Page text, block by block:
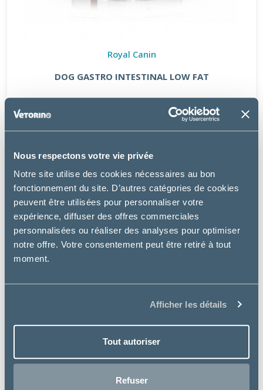
Nous respectons votre vie privée
Notre site utilise des cookies nécessaires au bon
fonctionnement du site. D’autres catégories de cookies
peuvent être utilisées pour personnaliser votre
expérience, diffuser des offres commerciales
personnalisées ou réaliser des analyses pour optimiser
notre offre. Votre consentement peut être retiré à tout
moment.
Afficher les détails
Tout autoriser
Refuser
Royal Canin
DOG GASTRO INTESTINAL LOW FAT